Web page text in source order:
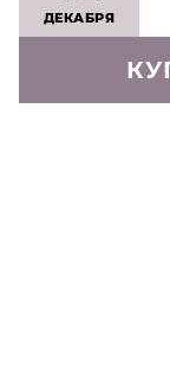
ДЕКАБРЯ